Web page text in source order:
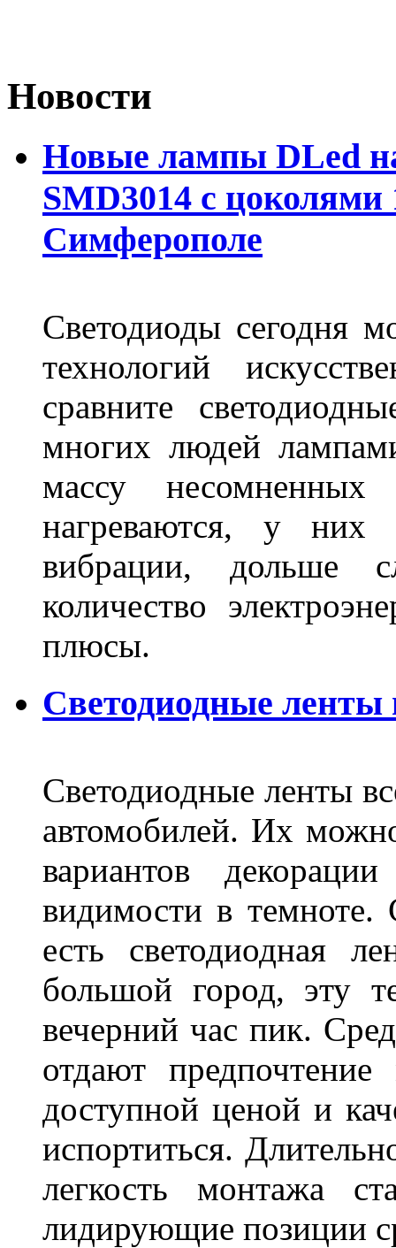
Новости
Новые лампы DLed
SMD3014 с цоколями
Симферополе
Светодиоды сегодня
технологий
сравните
многих людей
массу
нагреваются, у них
вибрации, дольше
количество
плюсы.
Светодиодные
Светодиодные ленты
автомобилей. Их
вариантов
видимости в темноте.
есть светодиодная
большой город, эту
вечерний час пик.
отдают
доступной ценой и
испортиться.
легкость монтажа
лидирующие